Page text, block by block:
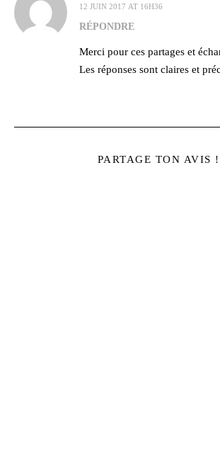
12 JUIN 2017 AT 16H36
RÉPONDRE
Merci pour ces partages et
Les réponses sont claires et
PARTAGE TON AVIS !